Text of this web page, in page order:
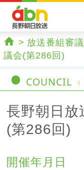
ホーム
放送番組審
議会(第286回)
COUNCIL
長野朝日放
(第286回)
開催年月日